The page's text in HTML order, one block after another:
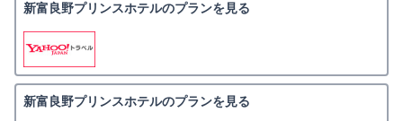
新富良野プリンスホテルのプランを見る
新富良野プリンスホテルのプランを見る